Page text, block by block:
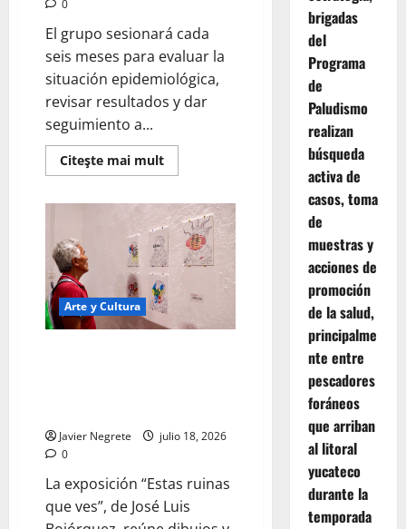
0
El grupo sesionará cada
seis meses para evaluar la
situación epidemiológica,
revisar resultados y dar
seguimiento a...
Citeşte mai multRead
more
Grupo
Técnico
para
reforzar
prevención
y
control
de
la
leishmaniasis*
Arte y Cultura
Javier Negrete
julio 18, 2026
0
La exposición “Estas ruinas
que ves”, de José Luis
brigadas
del
Programa
de
Paludismo
realizan
búsqueda
activa de
casos, toma
de
muestras y
acciones de
promoción
de la salud,
principalme
nte entre
pescadores
foráneos
que arriban
al litoral
yucateco
durante la
temporada